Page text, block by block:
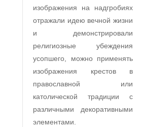
изображения на надгробиях
отражали идею вечной жизни
и демонстрировали
религиозные убеждения
усопшего, можно применять
изображения крестов в
православной или
католической традиции с
различными декоративными
элементами.